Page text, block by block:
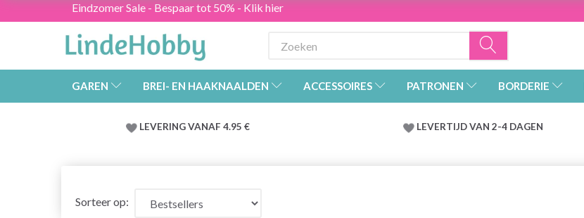
Eindzomer Sale - Bespaar tot 50% - Klik hier
GAREN BREI- EN HAAKNAALDEN ACCESSOIRES PATRONEN BORDERIE
LEVERING VANAF 4.95 € LEVERTIJD VAN 2-4 DAGEN
Sorteer op: